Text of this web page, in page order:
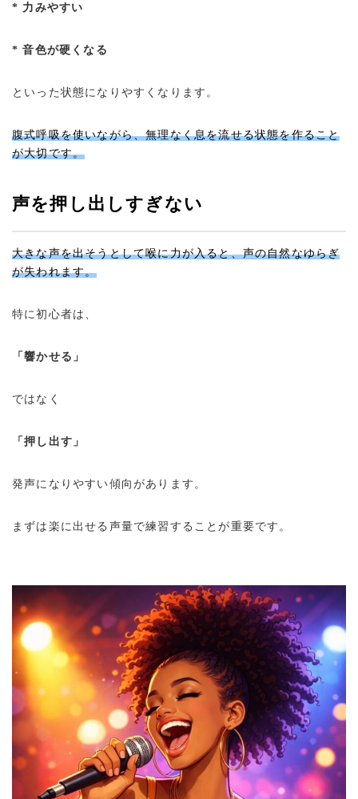
* 力みやすい
* 音色が硬くなる
といった状態になりやすくなります。
腹式呼吸を使いながら、無理なく息を流せる状態を作ること
が大切です。
声を押し出しすぎない
大きな声を出そうとして喉に力が入ると、声の自然なゆらぎ
が失われます。
特に初心者は、
「響かせる」
ではなく
「押し出す」
発声になりやすい傾向があります。
まずは楽に出せる声量で練習することが重要です。